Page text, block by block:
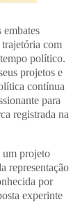
com
político.
projetos e
contínua
para
registrada na
um projeto
representação
por
experinte